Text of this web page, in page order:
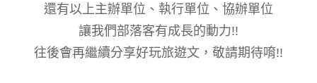
還有以上主辦單位、執行單位、協辦單位
讓我們部落客有成長的動力!!
往後會再繼續分享好玩旅遊文，敬請期待唷!!